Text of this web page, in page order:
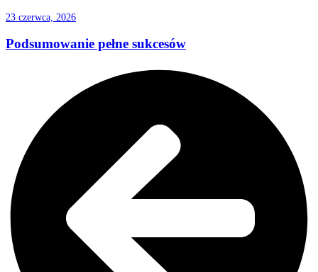
23 czerwca, 2026
Podsumowanie pełne sukcesów